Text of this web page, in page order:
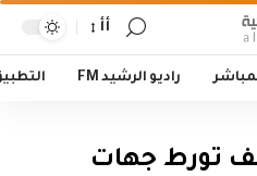
أأ
راديو الرشيد FM
تورط جهات